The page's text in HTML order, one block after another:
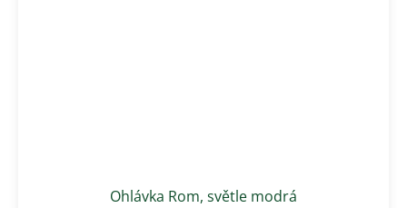
Ohlávka Rom, světle modrá